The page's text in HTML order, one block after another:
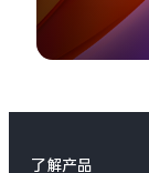
了解产品